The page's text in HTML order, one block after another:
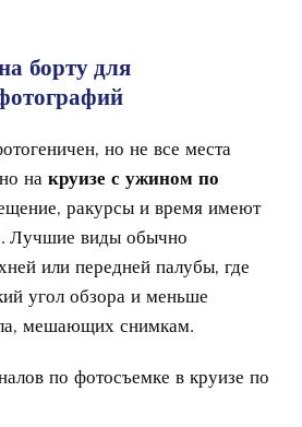
борту для
но не все места
на круизе с ужином по
ракурсы и время имеют
Лучшие виды обычно
или передней палубы, где
угол обзора и меньше
мешающих снимкам.
по фотосъемке в круизе по